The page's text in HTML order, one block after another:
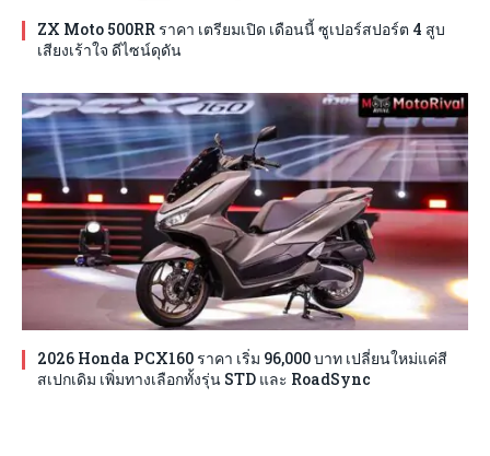
ZX Moto 500RR ราคา เตรียมเปิด เดือนนี้ ซูเปอร์สปอร์ต 4 สูบ
เสียงเร้าใจ ดีไซน์ดุดัน
2026 Honda PCX160 ราคา เริ่ม 96,000 บาท เปลี่ยนใหม่แค่สี
สเปกเดิม เพิ่มทางเลือกทั้งรุ่น STD และ RoadSync